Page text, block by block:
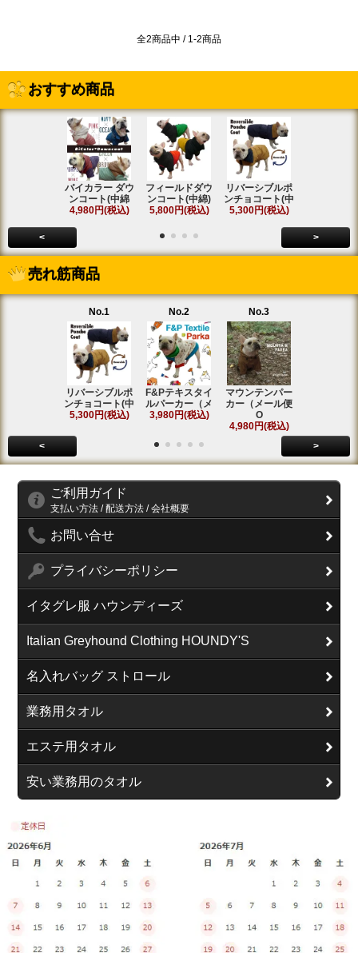
全2商品中 / 1-2商品
おすすめ商品
バイカラー ダウ
ンコート(中綿
4,980円(税込)
フィールドダウ
ンコート(中綿)
5,800円(税込)
リバーシブルポ
ンチョコート(中
5,300円(税込)
< >
売れ筋商品
No.1
リバーシブルポ
ンチョコート(中
5,300円(税込)
No.2
F&Pテキスタイ
ルパーカー（メ
3,980円(税込)
No.3
マウンテンパー
カー（メール便
O
4,980円(税込)
< >
ご利用ガイド
支払い方法 / 配送方法 / 会社概要
お問い合せ
プライバシーポリシー
イタグレ服 ハウンディーズ
Italian Greyhound Clothing HOUNDY'S
名入れバッグ ストロール
業務用タオル
エステ用タオル
安い業務用のタオル